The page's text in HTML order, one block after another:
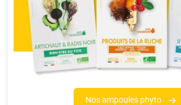
Nos ampoules phyto